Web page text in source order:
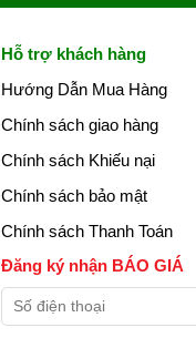
Hỗ trợ khách hàng
Hướng Dẫn Mua Hàng
Chính sách giao hàng
Chính sách Khiếu nại
Chính sách bảo mật
Chính sách Thanh Toán
Đăng ký nhận BÁO GIÁ